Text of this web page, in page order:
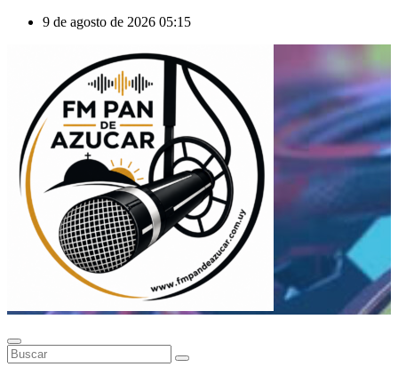
Saltar
9 de agosto de 2026 05:15